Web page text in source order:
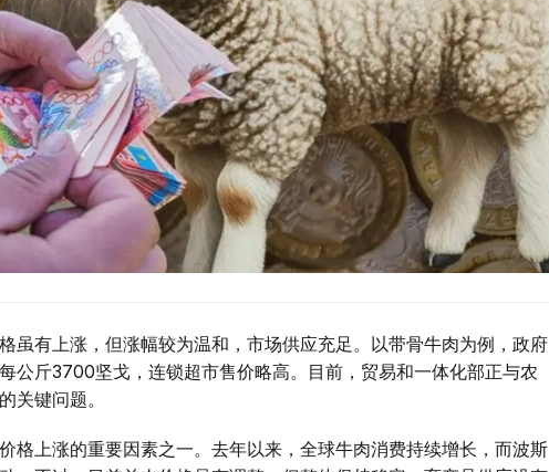
虽有上涨，但涨幅较为温和，市场供应充足。以带骨牛肉为例，政府
公斤3700坚戈，连锁超市售价略高。目前，贸易和一体化部正与农
关键问题。
格上涨的重要因素之一。去年以来，全球牛肉消费持续增长，而波斯